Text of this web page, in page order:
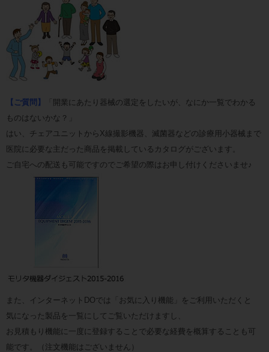
【ご質問】
「開業にあたり器械の選定をしたいが、なにか一覧でわかる
ものはないかな？」
はい、チェアユニットからX線撮影機器、滅菌器などの診療用小器械まで
医院に必要な主だった商品を掲載しているカタログがございます。
ご自宅への配送も可能ですのでご希望の際はお申し付けくださいませ♪
また、インターネットDOでは「お気に入り機能」をご利用いただくと
気になった製品を一覧にしてご覧いただけますし、
お見積もり機能に一度に登録することで必要な経費を概算することも可
能です。（注文機能はございません）